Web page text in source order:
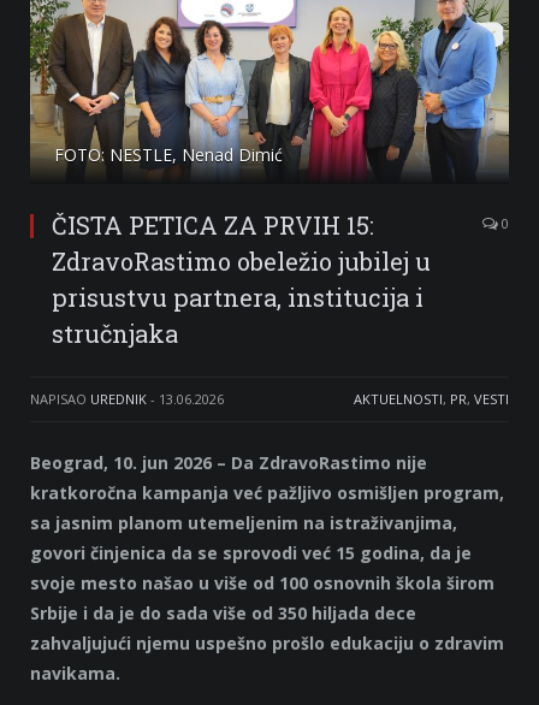
FOTO: NESTLE, Nenad Dimić
ČISTA PETICA ZA PRVIH 15:
ZdravoRastimo obeležio jubilej u
prisustvu partnera, institucija i
stručnjaka
0
NAPISAO UREDNIK - 13.06.2026 AKTUELNOSTI, PR, VESTI
Beograd, 10. jun 2026 – Da ZdravoRastimo nije
kratkoročna kampanja već pažljivo osmišljen program,
sa jasnim planom utemeljenim na istraživanjima,
govori činjenica da se sprovodi već 15 godina, da je
svoje mesto našao u više od 100 osnovnih škola širom
Srbije i da je do sada više od 350 hiljada dece
zahvaljujući njemu uspešno prošlo edukaciju o zdravim
navikama.